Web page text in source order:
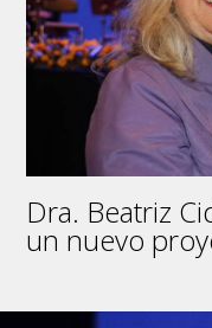
Dra. Beatriz
un nuevo